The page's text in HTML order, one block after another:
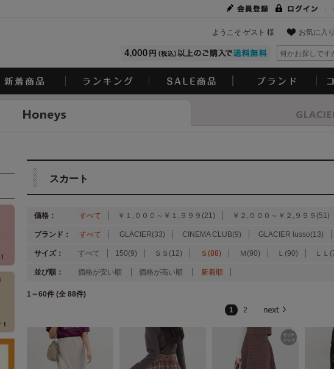
お気に入り
ようこそ ゲスト 様
スカート
価格： すべて ￥１,０００～￥１,９９９(21) ￥２,０００～￥２,９９９(51)
ブランド： すべて GLACIER(33) CINEMA CLUB(9) GLACIER lusso(13)
サイズ： すべて 150(9) ＳＳ(12) Ｓ(88) Ｍ(90) Ｌ(90) ＬＬ
並び順： 価格が安い順 価格が高い順 新着順
1～60件 (全 88件)
1
2